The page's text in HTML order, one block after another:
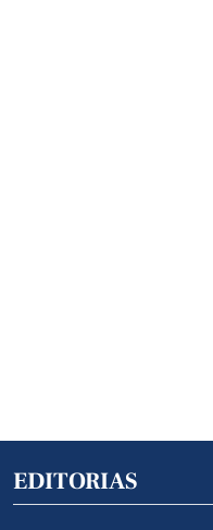
EDITORIAS